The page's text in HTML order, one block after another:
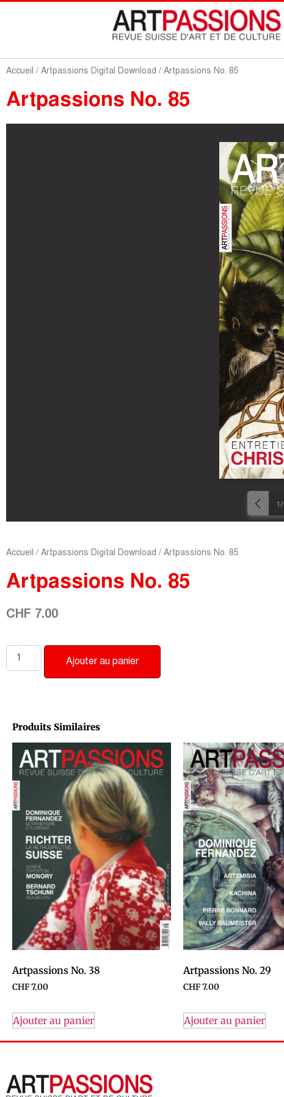
Accueil / Artpassions Digital Download / Artpassions No. 85
Artpassions No. 85
Accueil / Artpassions Digital Download / Artpassions No. 85
Artpassions No. 85
CHF 7.00
Ajouter au panier
Produits Similaires
Artpassions No. 38
CHF7.00
Ajouter au panier
Artpassions No. 29
CHF7.00
Ajouter au panier